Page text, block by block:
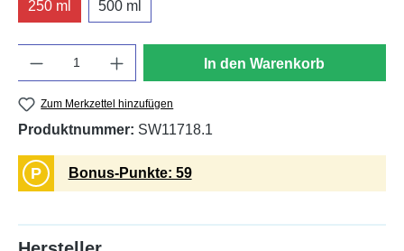
250 ml 500 ml
In den Warenkorb
Zum Merkzettel hinzufügen
Produktnummer: SW11718.1
P Bonus-Punkte: 59